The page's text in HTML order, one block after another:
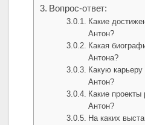
Вопрос-ответ:
Какие
Антон?
Какая
Антона?
Какую
Антон?
Какие
Антон?
На каких